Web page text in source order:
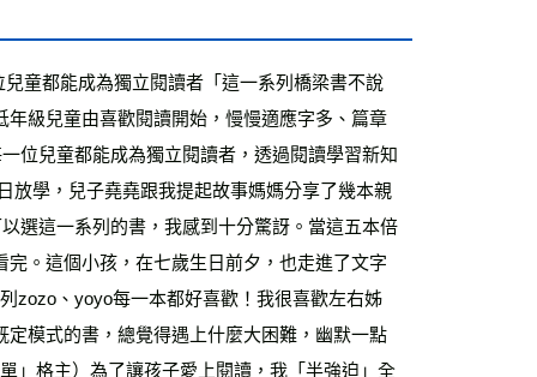
童都能成為獨立閱讀者「這一系列橋梁書不說
級兒童由喜歡閱讀開始，慢慢適應字多、篇章
位兒童都能成為獨立閱讀者，透過閱讀學習新知
學，兒子堯堯跟我提起故事媽媽分享了幾本親
選這一系列的書，我感到十分驚訝。當這五本倍
。這個小孩，在七歲生日前夕，也走進了文字
zozo、yoyo每一本都好喜歡！我很喜歡左右姊
模式的書，總覺得遇上什麼大困難，幽默一點
」格主）為了讓孩子愛上閱讀，我「半強迫」全